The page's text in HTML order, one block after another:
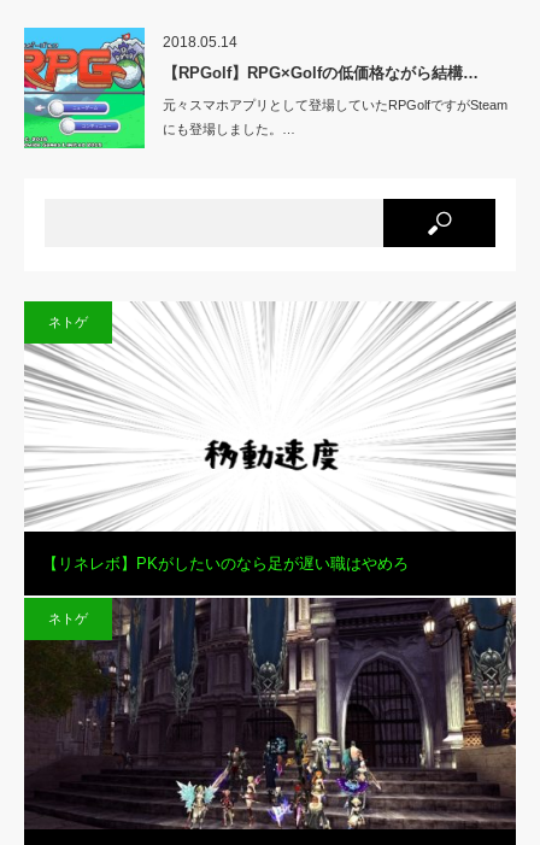
2018.05.14
【RPGolf】RPG×Golfの低価格ながら結構…
元々スマホアプリとして登場していたRPGolfですがSteam
にも登場しました。…
ネトゲ
【リネレボ】PKがしたいのなら足が遅い職はやめろ
ネトゲ